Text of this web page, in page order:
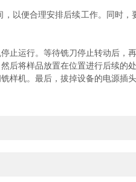
便合理安排后续工作。同时，
运行。等待铣刀停止转动后，再
将样品放置在位置进行后续的处
机。最后，拔掉设备的电源插头